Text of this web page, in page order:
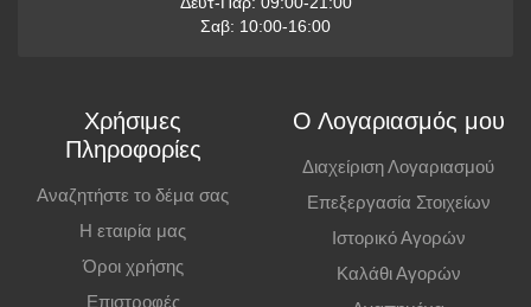
Σαβ: 10:00-16:00
Χρήσιμες
Πληροφορίες
Αναζητήστε το δέμα σας
Η εταιρία μας
Όροι χρήσης
Επιστροφές
Ο Λογαριασμός μου
Διαχείριση Λογαριασμού
Επεξεργασία Στοιχείων
Ιστορικό Αγορών
Καλάθι Αγορών